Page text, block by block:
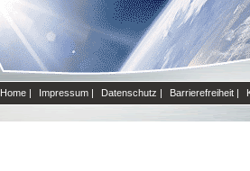
Home | Impressum | Datenschutz | Barrierefreiheit |